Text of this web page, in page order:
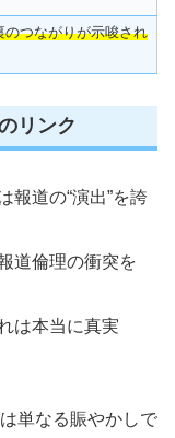
つながりが示唆され
リンク
報道の“演出”を誇
道倫理の衝突を
は本当に真実
単なる賑やかしで